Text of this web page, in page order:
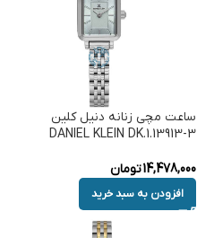
ساعت مچی زنانه دنیل کلین
DANIEL KLEIN DK.1.13913-3
14,478,000تومان
افزودن به سبد خرید